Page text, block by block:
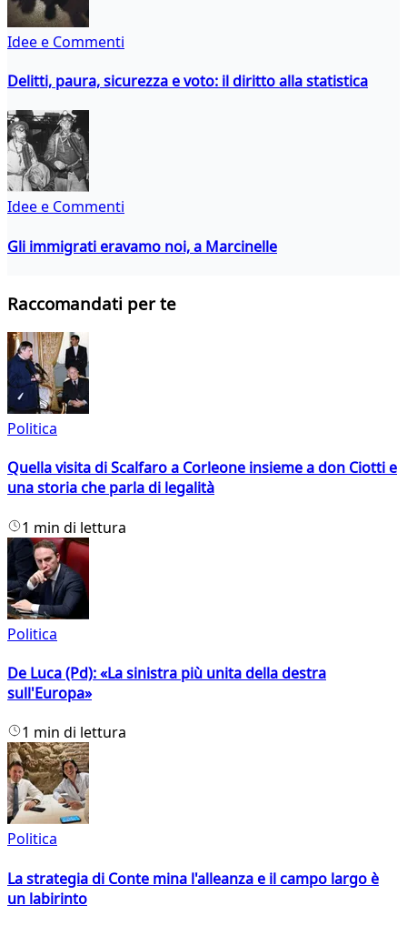
Idee e Commenti
Delitti, paura, sicurezza e voto: il diritto alla statistica
Idee e Commenti
Gli immigrati eravamo noi, a Marcinelle
Raccomandati per te
Politica
Quella visita di Scalfaro a Corleone insieme a don Ciotti e
una storia che parla di legalità
1 min di lettura
Politica
De Luca (Pd): «La sinistra più unita della destra
sull'Europa»
1 min di lettura
Politica
La strategia di Conte mina l'alleanza e il campo largo è
un labirinto